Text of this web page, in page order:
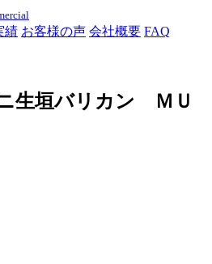
績 お客様の声 会社概要 FAQ
生垣バリカン ＭＵ